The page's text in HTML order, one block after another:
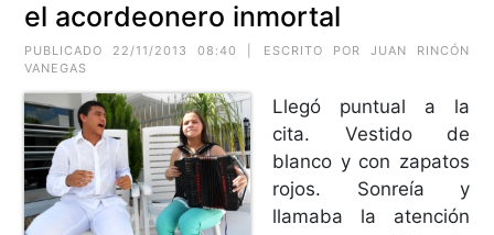
el acordeonero inmortal
PUBLICADO 22/11/2013 08:40 | ESCRITO POR JUAN RINCÓN
VANEGAS
Llegó puntual a la
cita. Vestido de
blanco y con zapatos
rojos. Sonreía y
llamaba la atención